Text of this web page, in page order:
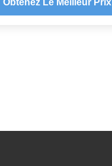
Obtenez Le Meilleur Prix